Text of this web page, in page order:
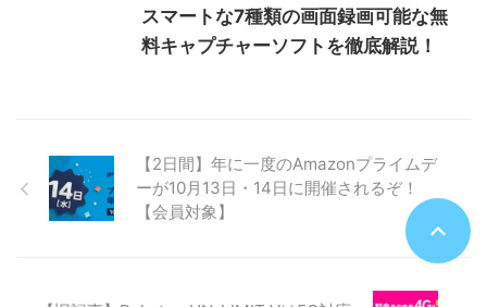
スマートな7種類の画面録画可能な無
料キャプチャーソフトを徹底解説！
【2日間】年に一度のAmazonプライムデ
ーが10月13日・14日に開催されるぞ！
【会員対象】